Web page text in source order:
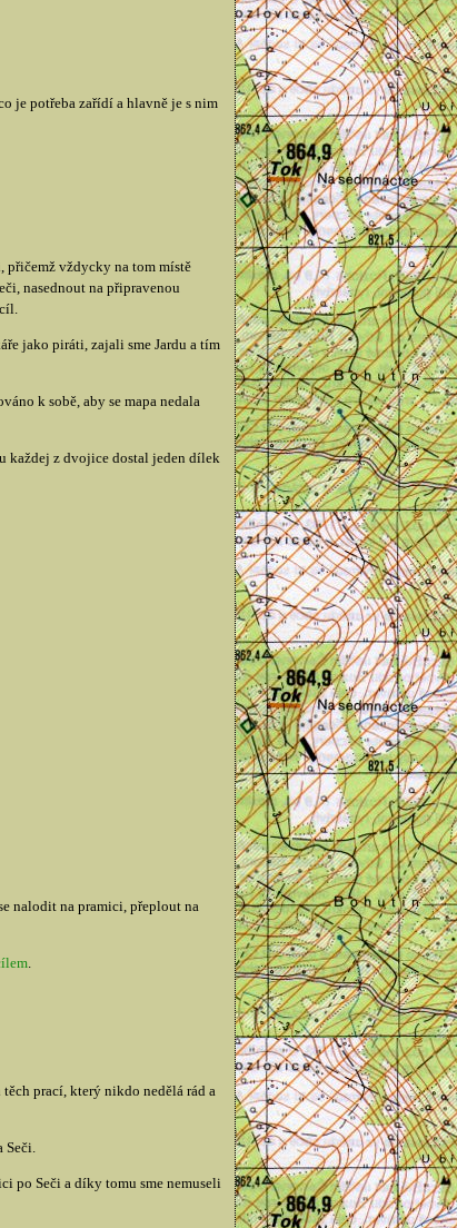
je potřeba zařídí a hlavně je s nim
přičemž vždycky na tom místě
nasednout na připravenou
jako piráti, zajali sme Jardu a tím
k sobě, aby se mapa nedala
každej z dvojice dostal jeden dílek
nalodit na pramici, přeplout na
.
prací, který nikdo nedělá rád a
Seči.
po Seči a díky tomu sme nemuseli